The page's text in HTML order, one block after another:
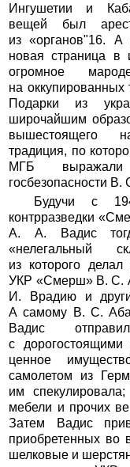
Ингушетии и
вещей был
из «органов"16. А
новая страница в
огромное
на
Подарки из
широчайшим
вышестоящего
традиция, по
МГБ
госбезопасности
Будучи с
контрразведки
А. А. Вадис
«нелегальный
из которого делал
УКР «Смерш» В. С.
И. Врадию и
А самому В. С.
Вадис
с
ценное
самолетом из
им
мебели и прочих
Затем Вадис
приобретенных во
шелковые и